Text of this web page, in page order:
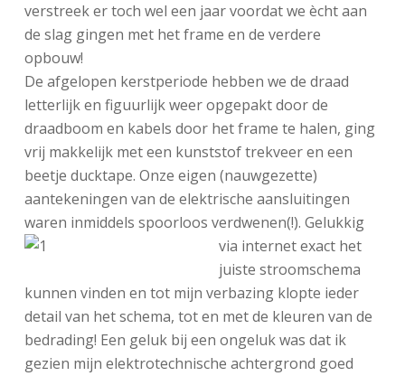
verstreek er toch wel een jaar voordat we ècht aan
de slag gingen met het frame en de verdere
opbouw!
De afgelopen kerstperiode hebben we de draad
letterlijk en figuurlijk weer opgepakt door de
draadboom en kabels door het frame te halen, ging
vrij makkelijk met een kunststof trekveer en een
beetje ducktape. Onze eigen (nauwgezette)
aantekeningen van de elektrische aansluitingen
waren inmiddels spoorloos verdwenen(!). Gelukkig
via internet exact het
juiste stroomschema
kunnen vinden en tot mijn verbazing klopte ieder
detail van het schema, tot en met de kleuren van de
bedrading! Een geluk bij een ongeluk was dat ik
gezien mijn elektrotechnische achtergrond goed